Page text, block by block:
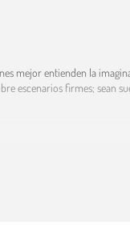
mejor entienden la
escenarios firmes; sean